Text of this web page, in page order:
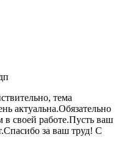
тема
актуальна.Обязательно
своей работе.Пусть ваш
за ваш труд! С